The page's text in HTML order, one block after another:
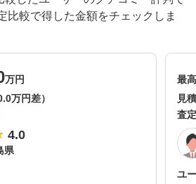
比較で得した金額をチェックしま
万円
万円差）
4.0
県
最
見
査
ユ